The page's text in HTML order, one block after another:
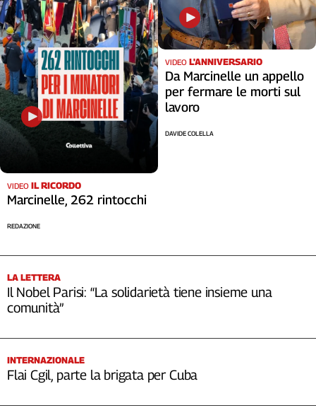
VIDEO IL RICORDO
Marcinelle, 262 rintocchi
REDAZIONE
VIDEO L'ANNIVERSARIO
Da Marcinelle un appello
per fermare le morti sul
lavoro
DAVIDE COLELLA
LA LETTERA
Il Nobel Parisi: “La solidarietà tiene insieme una
comunità”
INTERNAZIONALE
Flai Cgil, parte la brigata per Cuba